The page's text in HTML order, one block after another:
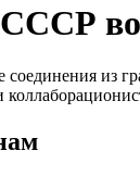
соединения